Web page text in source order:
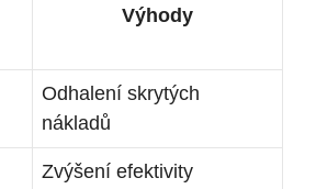
Výhody
Odhalení skrytých
nákladů
Zvýšení efektivity